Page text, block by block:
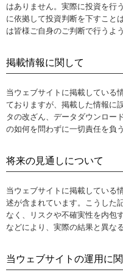
はありません。実際に投資を行
に依拠して投資判断を下すこと
は皆様ご自身のご判断で行うよ
掲載情報に関して
当ウェブサイトに掲載している
ておりますが、掲載した情報に
タの改ざん、データダウンロー
の如何を問わずに一切責任を負
将来の見通しについて
当ウェブサイトに掲載している
述が含まれています。こうした
なく、リスクや不確実性を内包
などにより、実際の結果と異な
当ウェブサイトの運用に